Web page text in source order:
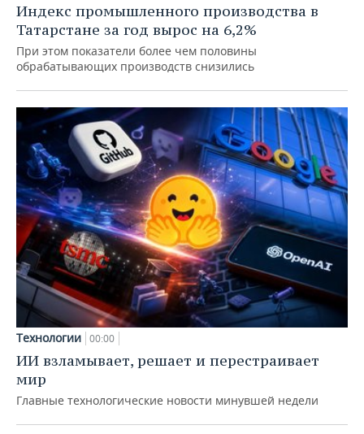
Индекс промышленного производства в
Татарстане за год вырос на 6,2%
При этом показатели более чем половины
обрабатывающих производств снизились
Технологии 00:00
ИИ взламывает, решает и перестраивает
мир
Главные технологические новости минувшей недели